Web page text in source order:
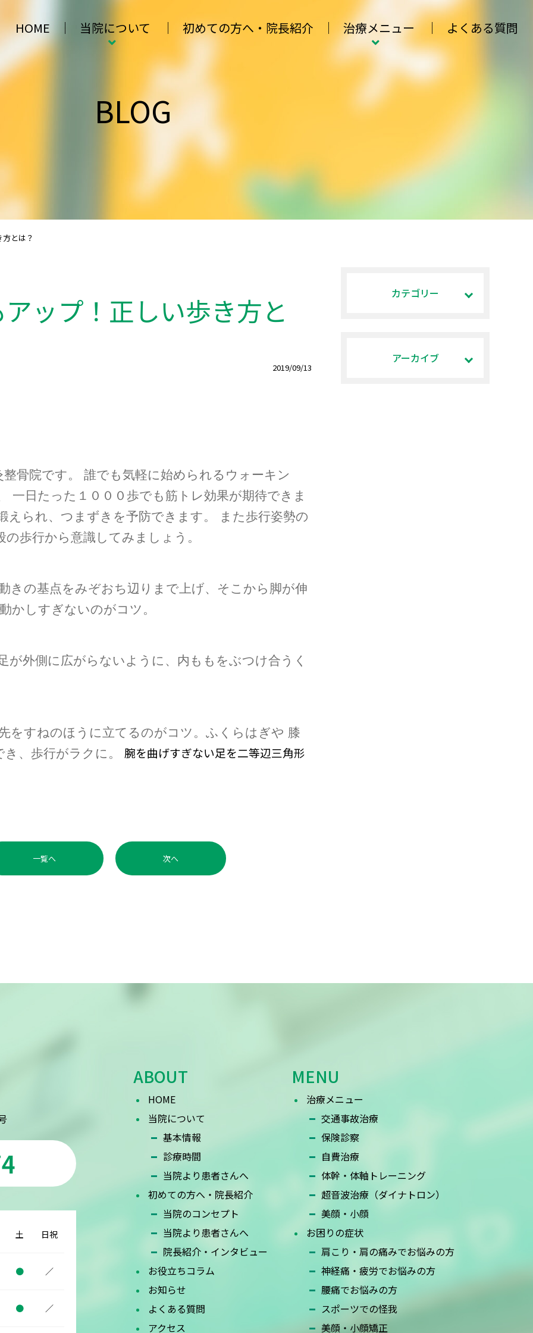
HOME 当院について 初めての方へ・院長紹介 治療メニュー よくある質問
BLOG
とは？
ップ！正しい歩き方と
2019/09/13
骨院です。
誰でも気軽に始められるウォーキン
一日たった１０００歩でも筋トレ効果が期待できま
えられ、つまずきを予防できます。
また歩行姿勢の
歩行から意識してみましょう。
きの基点をみぞおち辺りまで上げ、そこから脚が伸
かしすぎないのがコツ。
が外側に広がらないように、内ももをぶつけ合うく
をすねのほうに立てるのがコツ。ふくらはぎや 膝
、歩行がラクに。
腕を曲げすぎない足を二等辺三角形
一覧へ 次へ
カテゴリー
アーカイブ
土 日祝
● ／
● ／
ABOUT
HOME
当院について
基本情報
診療時間
当院より患者さんへ
初めての方へ・院長紹介
当院のコンセプト
当院より患者さんへ
院長紹介・インタビュー
お役立ちコラム
お知らせ
よくある質問
アクセス
MENU
治療メニュー
交通事故治療
保険診察
自費治療
体幹・体軸トレーニング
超音波治療（ダイナトロン）
美顔・小顔
お困りの症状
肩こり・肩の痛みでお悩みの方
神経痛・疲労でお悩みの方
腰痛でお悩みの方
スポーツでの怪我
美顔・小顔矯正